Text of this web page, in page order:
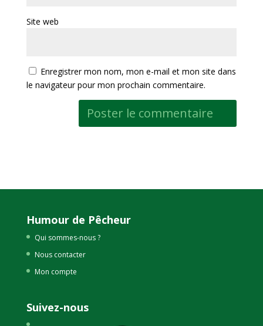
Site web
Enregistrer mon nom, mon e-mail et mon site dans
le navigateur pour mon prochain commentaire.
Humour de Pêcheur
Qui sommes-nous ?
Nous contacter
Mon compte
Suivez-nous